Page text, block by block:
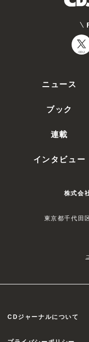
CDJ
ニュース
ブック
連載
インタビュー
株式会
東京都千代田
CDジャーナルについて